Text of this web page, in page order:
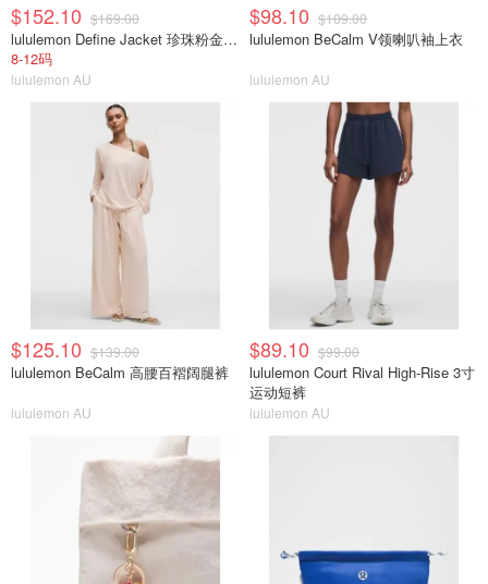
$152.10 $169.00
lululemon Define Jacket 珍珠粉金拉链
8-12码
lululemon AU
$98.10 $109.00
lululemon BeCalm V领喇叭袖上衣
lululemon AU
$125.10 $139.00
lululemon BeCalm 高腰百褶阔腿裤
lululemon AU
$89.10 $99.00
lululemon Court Rival High-Rise 3寸
运动短裤
lululemon AU